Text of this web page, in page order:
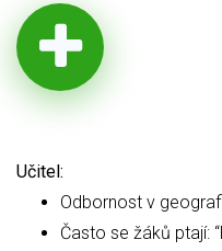
Učitel:
Odbornost v
Často se žáků ptají: